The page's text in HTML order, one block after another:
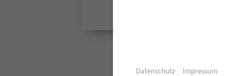
Datenschutz Impressum